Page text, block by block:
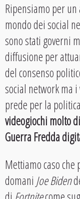
Ripensiamo per un
mondo dei social
sono stati governi
diffusione per
del consenso
social network ma
prede per la
videogiochi molto
Guerra Fredda
Mettiamo caso
domani Joe Biden